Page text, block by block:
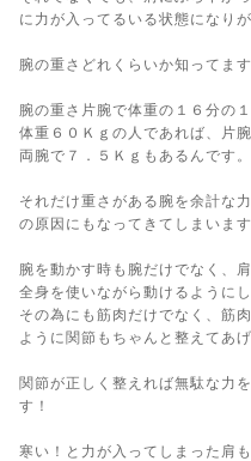
に力が入ってるいる状態になりが
腕の重さどれくらいか知ってま
腕の重さ片腕で体重の１６分の
体重６０Ｋｇの人であれば、片
両腕で７．５Ｋｇもあるんです。
それだけ重さがある腕を余計な
の原因にもなってきてしまいます
腕を動かす時も腕だけでなく、
全身を使いながら動けるように
その為にも筋肉だけでなく、筋
ように関節もちゃんと整えてあ
関節が正しく整えれば無駄な力
す！
寒い！と力が入ってしまった肩